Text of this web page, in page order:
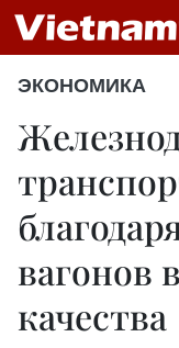
ЭКОНОМИКА
вагонов
качества ​